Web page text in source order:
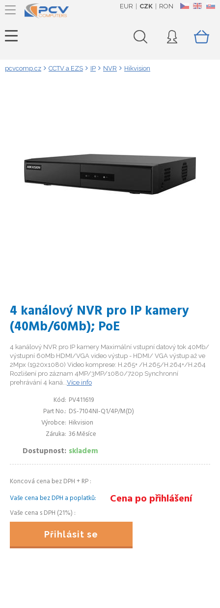
CZ EN SK
EUR CZK RON
pcvcomp.cz CCTV a EZS IP NVR Hikvision
4 kanálový NVR pro IP kamery
(40Mb/60Mb); PoE
4 kanálový NVR pro IP kamery Maximální vstupní datový tok 40Mb/
výstupní 60Mb HDMI/VGA video výstup - HDMI/ VGA výstup až ve
2Mpx (1920x1080) Video komprese: H.265+ /H.265/H.264+/H.264
Rozlišení pro záznam 4MP/3MP/1080/720p Synchronní
prehrávání 4 kaná...Více info
Kód PV411619
Part No. DS-7104NI-Q1/4P/M(D)
Výrobce Hikvision
Záruka 36 Měsíce
Dostupnost skladem
Koncová cena bez DPH + RP
Vaše cena bez DPH a poplatků
Cena po přihlášení
Vaše cena s DPH (21%)
Přihlásit se